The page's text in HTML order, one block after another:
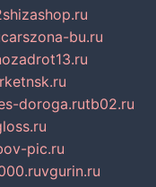
carszona-bu.ru
doroga.rutb02.ru
pic.ru
vgurin.ru